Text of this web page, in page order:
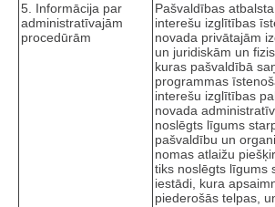
5. Informācija par
administratīvajām
procedūrām
Pašvaldības
interešu izglītības
novada privātajām
un juridiskām un
kuras pašvaldībā
programmas
interešu izglītības
novada
noslēgts līgums
pašvaldību un
nomas atlaižu
tiks noslēgts līgums
iestādi, kura
piederošās telpas,